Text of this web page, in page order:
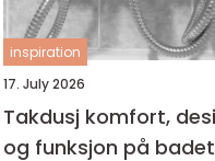
inspiration
17. July 2026
Takdusj komfort, design
og funksjon på badet